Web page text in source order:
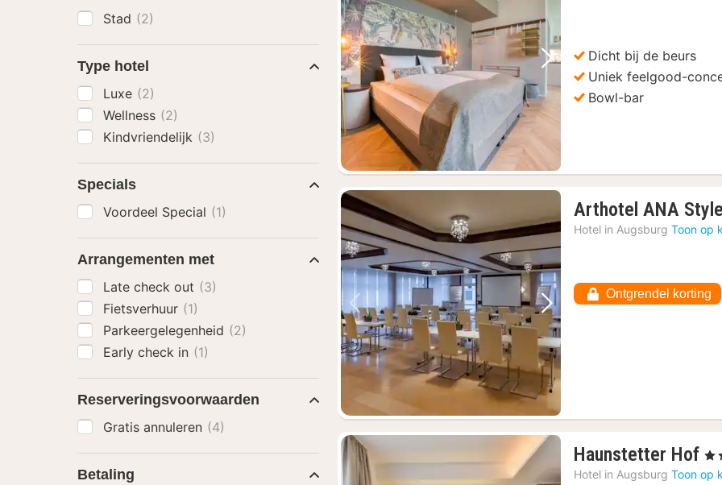
Vorige foto Volgende foto
Dicht bij de beurs
Uniek feelgood-
Bowl-bar
Vorige foto Volgende foto
Arthotel ANA Style
Hotel in Augsburg Toon op
Ontgrendel korting
Haunstetter Hof 1
, 4
Hotel in Augsburg Toon op
Stad (2)
Type hotel
Luxe (2)
Wellness (2)
Kindvriendelijk (3)
Specials
Voordeel Special (1)
Arrangementen met
Late check out (3)
Fietsverhuur (1)
Parkeergelegenheid (2)
Early check in (1)
Reserveringsvoorwaarden
Gratis annuleren (4)
Betaling